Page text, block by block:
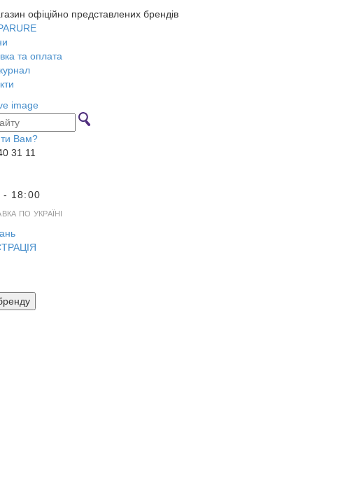
офіційно представлених брендів
та оплата
Вам?
31 11
- 18:00
ПО УКРАЇНІ